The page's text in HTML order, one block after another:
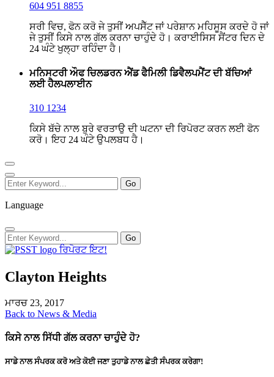
604 951 8855
ਸਰੀ ਵਿਚ, ਫੋਨ ਕਰੋ ਜੇ ਤੁਸੀਂ ਅਪਸੈੱਟ ਜਾਂ ਪਰੇਸ਼ਾਨ ਮਹਿਸੂਸ ਕਰਦੇ ਹੋ ਜਾਂ
ਜੇ ਤੁਸੀਂ ਕਿਸੇ ਨਾਲ ਗੱਲ ਕਰਨਾ ਚਾਹੁੰਦੇ ਹੋ। ਕਰਾਈਸਿਸ ਸੈਂਟਰ ਦਿਨ ਦੇ
24 ਘੰਟੇ ਖੁਲ੍ਹਾ ਰਹਿੰਦਾ ਹੈ।
ਮਨਿਸਟਰੀ ਔਫ ਚਿਲਡਰਨ ਐਂਡ ਫੈਮਿਲੀ ਡਿਵੈਲਪਮੈਂਟ ਦੀ ਬੱਚਿਆਂ
ਲਈ ਹੈਲਪਲਾਈਨ
310 1234
ਕਿਸੇ ਬੱਚੇ ਨਾਲ ਬੁਰੇ ਵਰਤਾਉ ਦੀ ਘਟਨਾ ਦੀ ਰਿਪੋਰਟ ਕਰਨ ਲਈ ਫੋਨ
ਕਰੋ। ਇਹ 24 ਘੰਟੇ ਉਪਲਬਧ ਹੈ।
Language
ਰਿਪੋਰਟ ਇਟ!
Clayton Heights
ਮਾਰਚ 23, 2017
Back to News & Media
ਕਿਸੇ ਨਾਲ ਸਿੱਧੀ ਗੱਲ ਕਰਨਾ ਚਾਹੁੰਦੇ ਹੋ?
ਸਾਡੇ ਨਾਲ ਸੰਪਰਕ ਕਰੋ ਅਤੇ ਕੋਈ ਜਣਾ ਤੁਹਾਡੇ ਨਾਲ ਛੇਤੀ ਸੰਪਰਕ ਕਰੇਗਾ!